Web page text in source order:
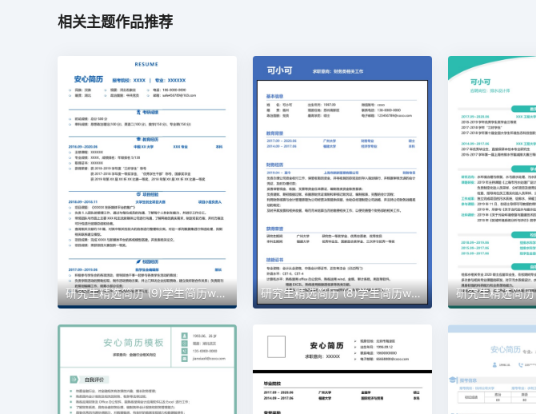
相关主题作品推荐
研究生精选简历 (9)学生简历word模板 研究生精选简历 (8)学生简历word模板